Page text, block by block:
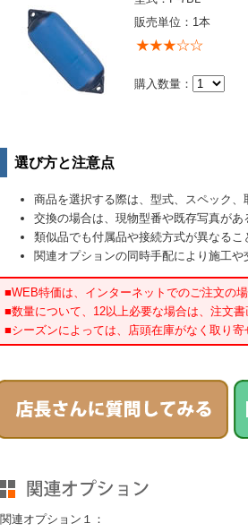
販売単位：1本
購入数量：
選び方と注意点
商品を選択する際は、型式、スペック
交換の場合は、現物型番や既存写真が
類似品でも付属品や接続方式が異なるこ
関連オプションの同時手配により施工
■WEB特価は、インターネットでのご注文の
■数量について、12以上必要な場合は、注文
■シーズンによっては、店頭在庫がなく取り
関連オプション１：